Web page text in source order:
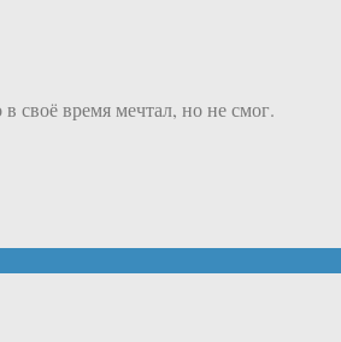
своё время мечтал, но не смог.